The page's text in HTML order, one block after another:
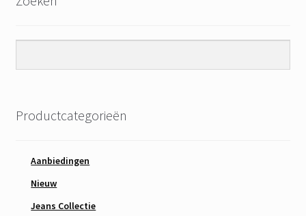
Productcategorieën
Aanbiedingen
Nieuw
Jeans Collectie